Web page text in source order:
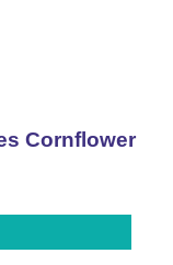
Cornflower